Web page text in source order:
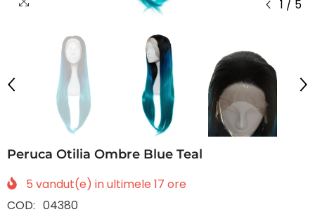
1 / 5
Peruca Otilia Ombre Blue Teal
5 vandut(e) in ultimele 17 ore
COD: 04380